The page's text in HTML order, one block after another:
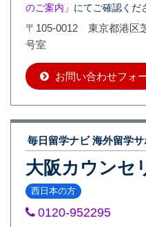
のご案内」 にてご確認くだ
〒105-0012 東京都港区
号室
お問い合わせフォ
毎日留学ナビ 海外留学
大阪カウンセ
西日本の方
0120-952295